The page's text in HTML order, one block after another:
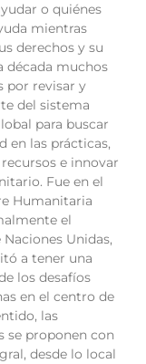
o quiénes
mientras
derechos y su
década muchos
por revisar y
del sistema
para buscar
en las prácticas,
e innovar
Fue en el
Humanitaria
el
Unidas,
a tener una
los desafíos
en el centro de
las
se proponen con
desde lo local